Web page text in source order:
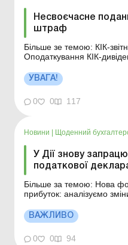
Несвоєчасне
штраф
Більше зе темою: КІК-звітність: подання фізособами
Оподаткування КІК-
2025 року – кінцевий
особами – контролерами
УВАГА!
0 0 117
Новини | Щоденний
У Дії знову
податкової
Більше за темою: Нова форма декларації з податку на
прибуток: аналізуємо
та державних компенсацій? Порядок
додатка 5 до декларації
Фахівці Дії повідомили
ВАЖЛИВО
0 0 94